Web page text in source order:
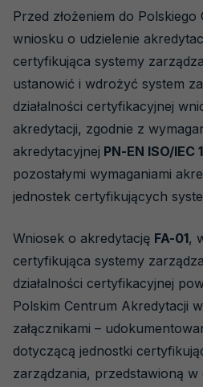
Przed złożeniem do
wniosku o udzielenie
certyfikująca systemy
ustanowić i wdrożyć system
działalności certyfikacyjnej
akredytacji, zgodnie z
akredytacyjnej PN-EN ISO/IEC
pozostałymi wymaganiami
jednostek certyfikujących
Wniosek o akredytację FA-01,
certyfikująca systemy
działalności certyfikacyjnej
Polskim Centrum Akredytacji
załącznikami –
dotyczącą jednostki
zarządzania, przedstawioną